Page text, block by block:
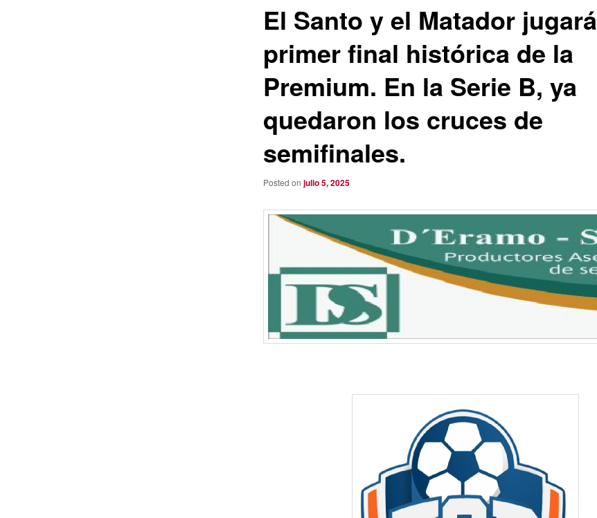
El Santo y el Matador
primer final histórica de la
Premium. En la Serie B, ya
quedaron los cruces de
semifinales.
Posted on julio 5, 2025